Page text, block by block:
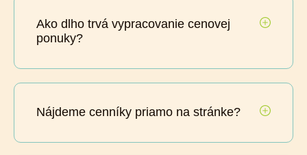
Ako dlho trvá vypracovanie cenovej
ponuky?
Nájdeme cenníky priamo na stránke?